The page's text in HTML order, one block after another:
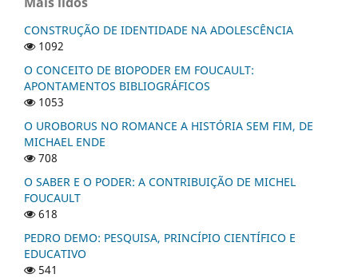
CONSTRUÇÃO DE IDENTIDADE NA ADOLESCÊNCIA
1092
O CONCEITO DE BIOPODER EM FOUCAULT:
APONTAMENTOS BIBLIOGRÁFICOS
1053
O UROBORUS NO ROMANCE A HISTÓRIA SEM FIM, DE
MICHAEL ENDE
708
O SABER E O PODER: A CONTRIBUIÇÃO DE MICHEL
FOUCAULT
618
PEDRO DEMO: PESQUISA, PRINCÍPIO CIENTÍFICO E
EDUCATIVO
541